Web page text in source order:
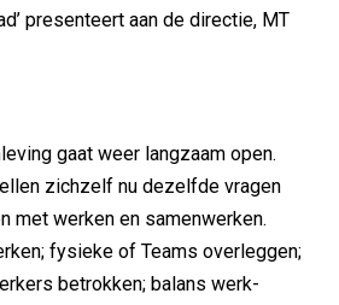
presenteert aan de directie, MT
gaat weer langzaam open.
zichzelf nu dezelfde vragen
met werken en samenwerken.
fysieke of Teams overleggen;
betrokken; balans werk-